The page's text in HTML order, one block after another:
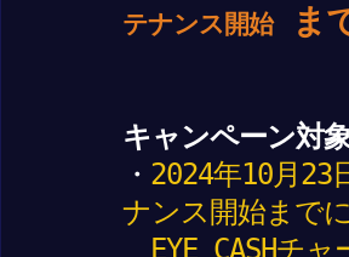
テナンス開始ま
キャンペーン対
・ 2024年10月
ナンス開始までに
EYE CASHチ